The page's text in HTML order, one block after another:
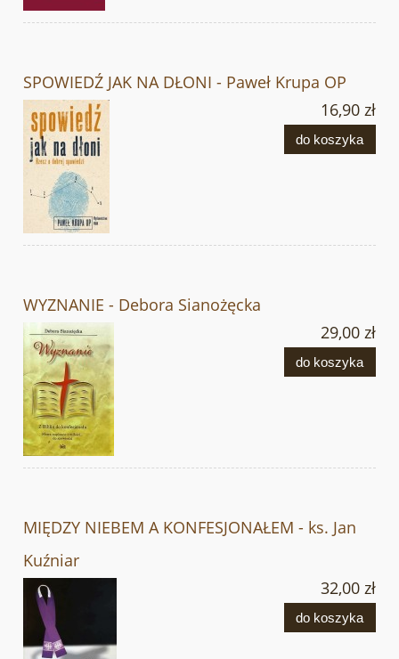
SPOWIEDŹ JAK NA DŁONI - Paweł Krupa OP
16,90 zł
do koszyka
WYZNANIE - Debora Sianożęcka
29,00 zł
do koszyka
MIĘDZY NIEBEM A KONFESJONAŁEM - ks. Jan
Kuźniar
32,00 zł
do koszyka